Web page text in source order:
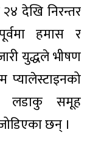
देखि निरन्तर
हमास र
युद्धले भीषण
लडाकु समूह
छन् ।